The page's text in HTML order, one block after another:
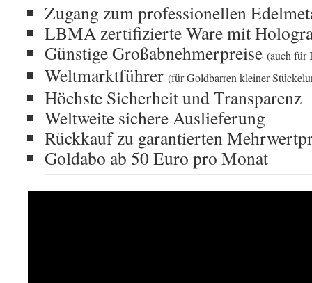
Zugang zum professionellen
LBMA zertifizierte Ware mit
Günstige Großabnehmerpreise (auch für
Weltmarktführer (für Goldbarren kleiner
Höchste Sicherheit und Transparenz
Weltweite sichere Auslieferung
Rückkauf zu garantierten
Goldabo ab 50 Euro pro Monat